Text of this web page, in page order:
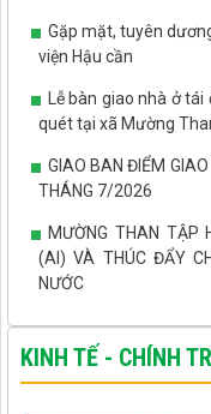
Gặp mặt, tuyên
viện Hậu cần
Lễ bàn giao nhà ở
quét tại xã Mường
GIAO BAN ĐIỂM
THÁNG 7/2026
MƯỜNG THAN TẬP
(AI) VÀ THÚC ĐẨY
NƯỚC
MƯỜNG THAN
TRUNG TÂM XÃ
KINH TẾ - CHÍNH